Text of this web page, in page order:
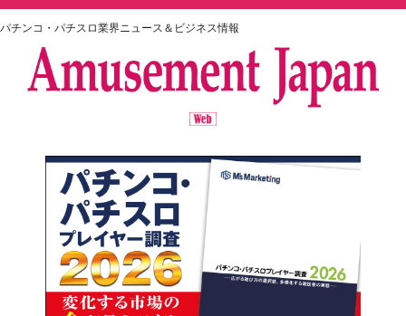
パチンコ・パチスロ業界ニュース＆ビジネス情報